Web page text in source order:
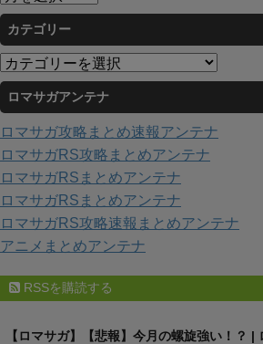
ー
カ
イ
ブ
カテゴリー
カ
テ
ゴ
リ
ー
ロマサガアンテナ
ロマサガ攻略まとめ速報アンテナ
ロマサガRS攻略まとめアンテナ
ロマサガRSまとめアンテナ
ロマサガRSまとめアンテナ
ロマサガRS攻略速報まとめアンテナ
アニメまとめアンテナ
RSSを購読する
【ロマサガ】【悲報】今月の螺旋強い！？ |